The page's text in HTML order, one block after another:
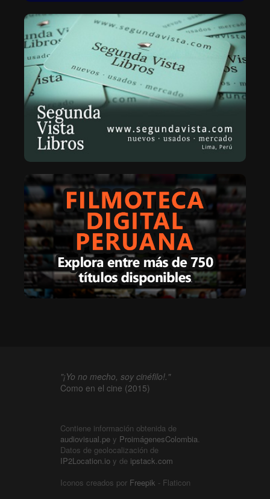
"¡Yo no mecho, soy cinéfilo!."
Como en el cine (2015)
Contiene información obtenida de
audiovisual.pe y ProimágenesColombia.
Datos de geolocalización de
IP2Location.io y de ipstack.com
Iconos creados por Freepik - Flaticon